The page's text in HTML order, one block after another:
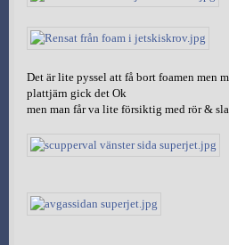
Det är lite pyssel att få bort foamen men
plattjärn gick det Ok
men man får va lite försiktig med rör &